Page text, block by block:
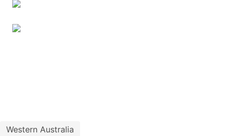
Western Australia